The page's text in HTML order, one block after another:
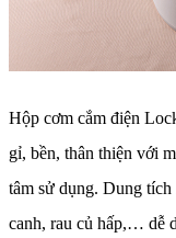
Hộp cơm cắm điện
gỉ, bền, thân thiện với
tâm sử dụng. Dung
canh, rau củ hấp,… dễ